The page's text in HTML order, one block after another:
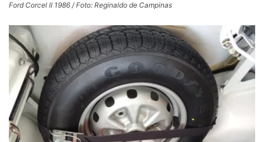
Ford Corcel II 1986 / Foto: Reginaldo de Campinas